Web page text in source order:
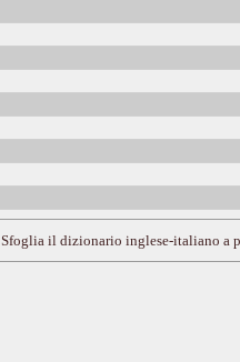
Sfoglia il dizionario inglese-italiano a